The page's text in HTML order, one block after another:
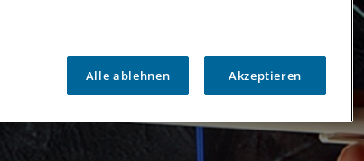
Alle ablehnen Akzeptieren